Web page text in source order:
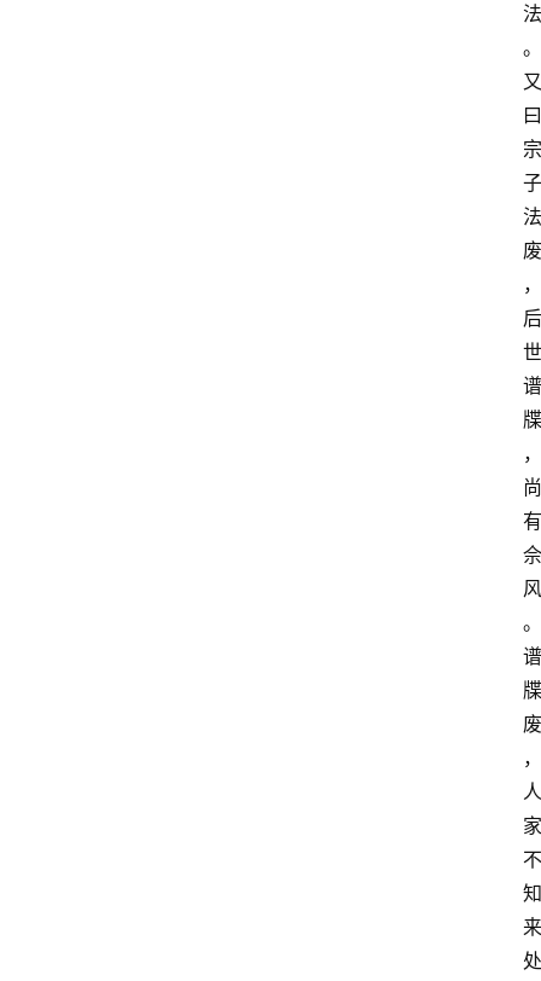
法
。
又
曰
宗
子
法
废
，
后
世
谱
牒
，
尚
有
佘
风
。
谱
牒
废
，
人
家
不
知
来
处